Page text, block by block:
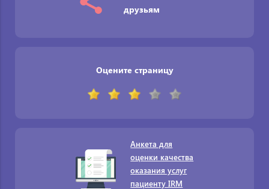
друзьям
Оцените страницу
Анкета для
оценки качества
оказания услуг
пациенту IRM